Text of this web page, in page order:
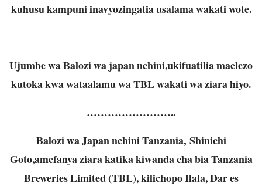
kuhusu kampuni inavyozingatia usalama wakati wote.
Ujumbe wa Balozi wa japan nchini,ukifuatilia maelezo
kutoka kwa wataalamu wa TBL wakati wa ziara hiyo.
……………………..
Balozi wa Japan nchini Tanzania, Shinichi
Goto,amefanya ziara katika kiwanda cha bia Tanzania
Breweries Limited (TBL), kilichopo Ilala, Dar es